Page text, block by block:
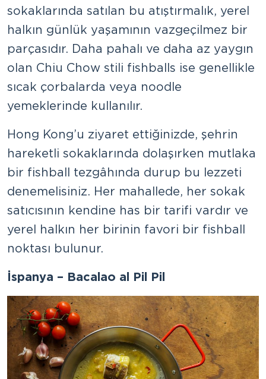
sokaklarında satılan bu atıştırmalık, yerel
halkın günlük yaşamının vazgeçilmez bir
parçasıdır. Daha pahalı ve daha az yaygın
olan Chiu Chow stili fishballs ise genellikle
sıcak çorbalarda veya noodle
yemeklerinde kullanılır.
Hong Kong’u ziyaret ettiğinizde, şehrin
hareketli sokaklarında dolaşırken mutlaka
bir fishball tezgâhında durup bu lezzeti
denemelisiniz. Her mahallede, her sokak
satıcısının kendine has bir tarifi vardır ve
yerel halkın her birinin favori bir fishball
noktası bulunur.
İspanya – Bacalao al Pil Pil